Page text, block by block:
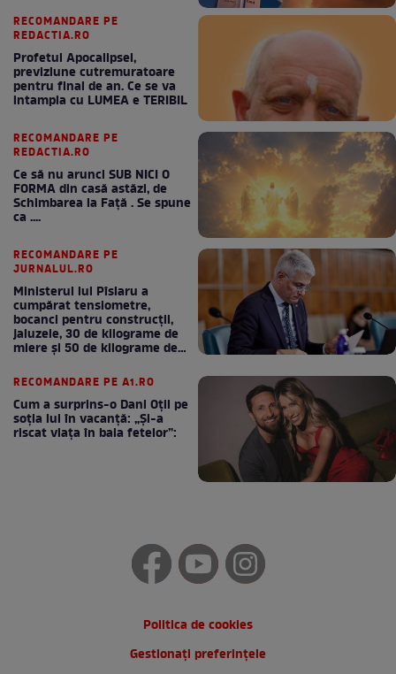
RECOMANDARE PE
REDACTIA.RO
Profetul Apocalipsei,
previziune cutremuratoare
pentru final de an. Ce se va
intampla cu LUMEA e TERIBIL
RECOMANDARE PE
REDACTIA.RO
Ce să nu arunci SUB NICI O
FORMA din casă astăzi, de
Schimbarea la Față . Se spune
ca ....
RECOMANDARE PE
JURNALUL.RO
Ministerul lui Pîslaru a
cumpărat tensiometre,
bocanci pentru construcții,
jaluzele, 30 de kilograme de
miere și 50 de kilograme de
RECOMANDARE PE A1.RO
Cum a surprins-o Dani Oțil pe
soția lui în vacanță: „Și-a
riscat viața în baia fetelor”:
Politica de cookies
Gestionați preferințele